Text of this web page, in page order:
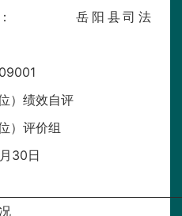
： 岳阳县司法
009001
）绩效自评
）评价组
30日